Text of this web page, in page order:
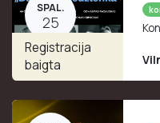
SPAL.
25
Registracija
baigta